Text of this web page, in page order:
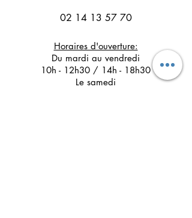
02 14 13 57 70
Horaires d'ouverture:
Du mardi au vendredi
10h - 12h30 / 14h - 18h30
Le samedi